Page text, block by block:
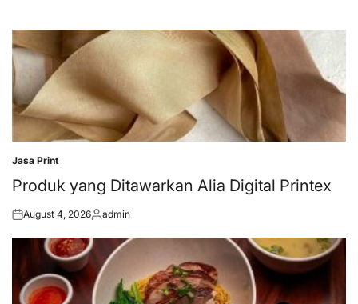
Posted
in
Jasa Print
Produk yang Ditawarkan Alia Digital Printex
Posted
August 4, 2026Posted
admin